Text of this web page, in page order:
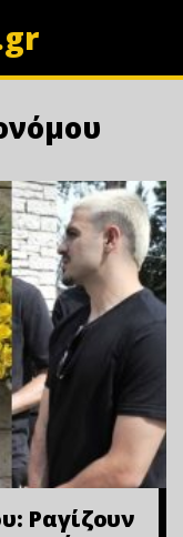
Ραγίζουν